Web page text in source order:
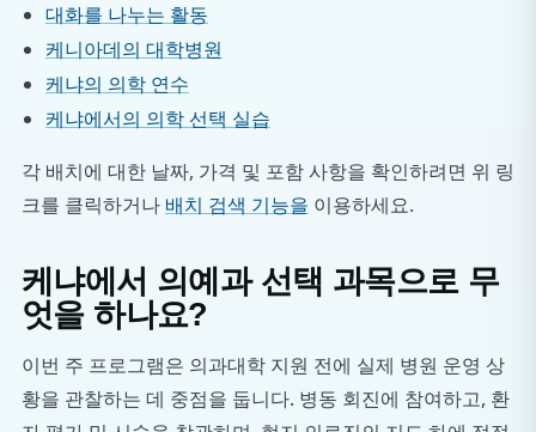
대화를 나누는 활동
케니아데의 대학병원
케냐의 의학 연수
케냐에서의 의학 선택 실습
각 배치에 대한 날짜, 가격 및 포함 사항을 확인하려면 위 링
크를 클릭하거나 배치 검색 기능을 이용하세요.
케냐에서 의예과 선택 과목으로 무
엇을 하나요?
이번 주 프로그램은 의과대학 지원 전에 실제 병원 운영 상
황을 관찰하는 데 중점을 둡니다. 병동 회진에 참여하고, 환